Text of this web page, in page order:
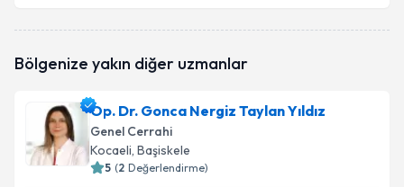
oluşturun. Size bu uzmandan randevu almanız için bir
E-posta Adresiniz
Bölgenize yakın diğer uzmanlar
Op. Dr. Gonca Nergiz Taylan Yıldız
Genel Cerrahi
Kocaeli, Başiskele
5 (2 Değerlendirme)